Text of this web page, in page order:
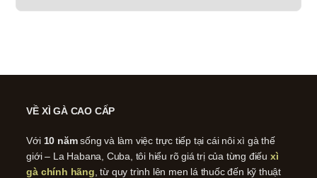
VỀ XÌ GÀ CAO CẤP
Với 10 nămsống và làm việc trực tiếp tại cái nôi xì gà thế
giới – La Habana, Cuba, tôi hiểu rõ giá trị của từng điếu xì
gà chính hãng , từ quy trình lên men lá thuốc đến kỹ thuật